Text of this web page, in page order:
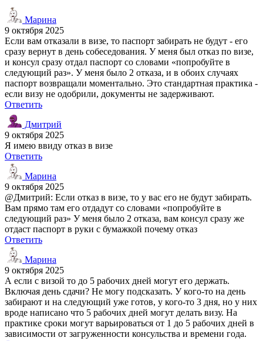
Марина
9 октября 2025
Если вам отказали в визе, то паспорт забирать не будут - его
сразу вернут в день собеседования. У меня был отказ по визе,
и консул сразу отдал паспорт со словами «попробуйте в
следующий раз». У меня было 2 отказа, и в обоих случаях
паспорт возвращали моментально. Это стандартная практика -
если визу не одобрили, документы не задерживают.
Ответить
Дмитрий
9 октября 2025
Я имею ввиду отказ в визе
Ответить
Марина
9 октября 2025
@Дмитрий: Если отказ в визе, то у вас его не будут забирать.
Вам прямо там его отдадут со словами «попробуйте в
следующий раз» У меня было 2 отказа, вам консул сразу же
отдаст паспорт в руки с бумажкой почему отказ
Ответить
Марина
9 октября 2025
А если с визой то до 5 рабочих дней могут его держать.
Включая день сдачи? Не могу подсказать. У кого-то на день
забирают и на следующий уже готов, у кого-то 3 дня, но у них
вроде написано что 5 рабочих дней могут делать визу. На
практике сроки могут варьироваться от 1 до 5 рабочих дней в
зависимости от загруженности консульства и времени года.